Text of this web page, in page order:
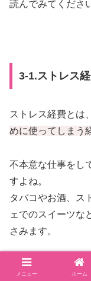
読んでみてくださ
3-1.ストレス
ストレス経費とは
めに使ってしまう
不本意な仕事をし
すよね。
タバコやお酒、ス
ェでのスイーツな
さみます。
天職とまではいか
メニュー ホーム